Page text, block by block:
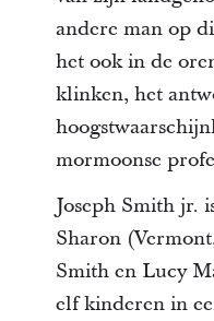
andere man op
het ook in de
klinken, het
mormoonse
Joseph Smith jr.
Sharon
Smith en Lucy
elf kinderen in